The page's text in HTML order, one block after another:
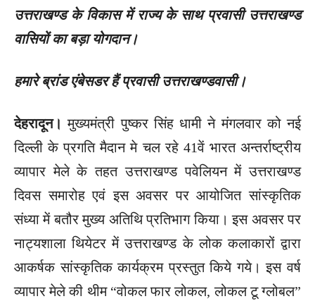
उत्तराखण्ड के विकास में राज्य के साथ प्रवासी उत्तराखण्ड
वासियों का बड़ा योगदान।
हमारे ब्रांड एंबेसडर हैं प्रवासी उत्तराखण्डवासी।
देहरादून।मुख्यमंत्री पुष्कर सिंह धामी ने मंगलवार को नई
दिल्ली के प्रगति मैदान मे चल रहे 41वें भारत अन्तर्राष्ट्रीय
व्यापार मेले के तहत उत्तराखण्ड पवेलियन में उत्तराखण्ड
दिवस समारोह एवं इस अवसर पर आयोजित सांस्कृतिक
संध्या में बतौर मुख्य अतिथि प्रतिभाग किया। इस अवसर पर
नाट्यशाला थियेटर में उत्तराखण्ड के लोक कलाकारों द्वारा
आकर्षक सांस्कृतिक कार्यक्रम प्रस्तुत किये गये। इस वर्ष
व्यापार मेले की थीम “वोकल फार लोकल, लोकल टू ग्लोबल”